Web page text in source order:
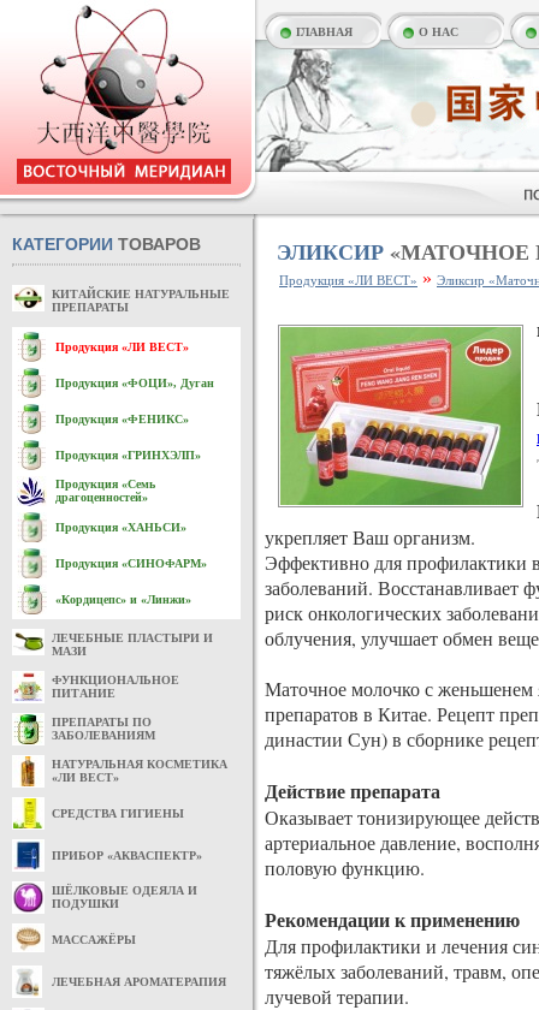
ГЛАВНАЯ О НАС
КАТЕГОРИИ ТОВАРОВ
КИТАЙСКИЕ НАТУРАЛЬНЫЕ
ПРЕПАРАТЫ
Продукция «ЛИ ВЕСТ»
Продукция «ФОЦИ», Дуган
Продукция «ФЕНИКС»
Продукция «ГРИНХЭЛП»
Продукция «Семь
драгоценностей»
Продукция «ХАНЬСИ»
Продукция «СИНОФАРМ»
«Кордицепс» и «Линжи»
ЛЕЧЕБНЫЕ ПЛАСТЫРИ И
МАЗИ
ФУНКЦИОНАЛЬНОЕ
ПИТАНИЕ
ПРЕПАРАТЫ ПО
ЗАБОЛЕВАНИЯМ
НАТУРАЛЬНАЯ КОСМЕТИКА
«ЛИ ВЕСТ»
СРЕДСТВА ГИГИЕНЫ
ПРИБОР «АКВАСПЕКТР»
ШЁЛКОВЫЕ ОДЕЯЛА И
ПОДУШКИ
МАССАЖЁРЫ
ЛЕЧЕБНАЯ АРОМАТЕРАПИЯ
ЭЛИКСИР
Продукция «ЛИ ВЕСТ» » Эликсир
укрепляет Ваш организм.
Эффективно для профилактики
заболеваний. Восстанавливает
риск онкологических
облучения, улучшает обмен
Маточное молочко с женьшенем
препаратов в Китае. Рецепт
династии Сун) в сборнике
Действие препарата
Оказывает тонизирующее
артериальное давление,
половую функцию.
Рекомендации к применению
Для профилактики и лечения
тяжёлых заболеваний, травм,
лучевой терапии.